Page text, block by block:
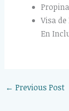
Visa
En
← Previous Post